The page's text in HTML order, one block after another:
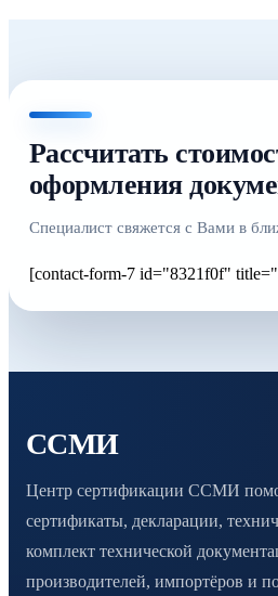
Рассчитать
оформления
Специалист свяжется с Вами в
[contact-form-7 id="8321f0f"
ССМИ
Центр сертификации ССМИ
сертификаты, декларации,
комплект технической
производителей, импортёров и